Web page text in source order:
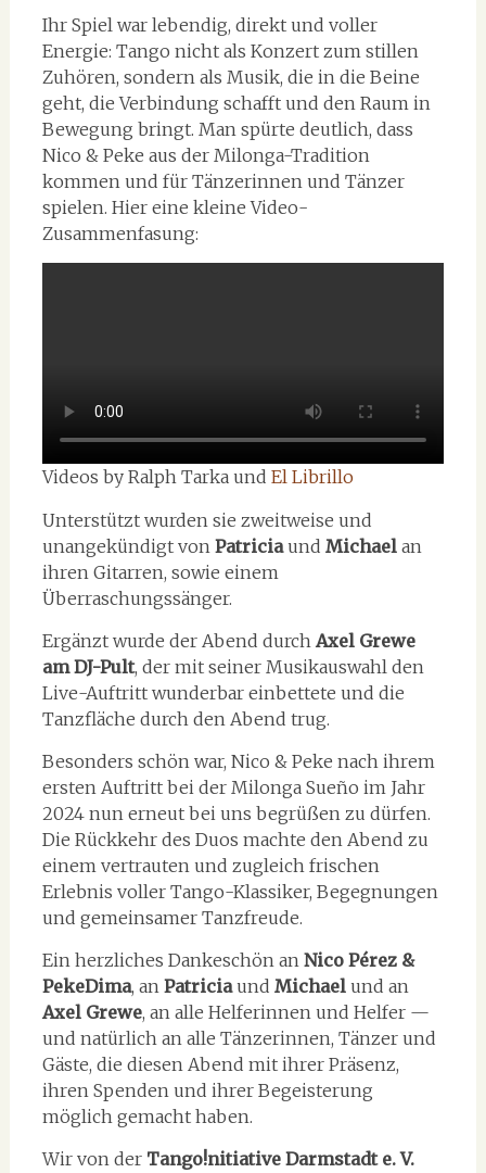
Ihr Spiel war lebendig, direkt und voller
Energie: Tango nicht als Konzert zum stillen
Zuhören, sondern als Musik, die in die Beine
geht, die Verbindung schafft und den Raum in
Bewegung bringt. Man spürte deutlich, dass
Nico & Peke aus der Milonga-Tradition
kommen und für Tänzerinnen und Tänzer
spielen. Hier eine kleine Video-
Zusammenfasung:
Videos by Ralph Tarka und El Librillo
Unterstützt wurden sie zweitweise und
unangekündigt von Patriciaund Michaelan
ihren Gitarren, sowie einem
Überraschungssänger.
Ergänzt wurde der Abend durch Axel Grewe
am DJ-Pult, der mit seiner Musikauswahl den
Live-Auftritt wunderbar einbettete und die
Tanzfläche durch den Abend trug.
Besonders schön war, Nico & Peke nach ihrem
ersten Auftritt bei der Milonga Sueño im Jahr
2024 nun erneut bei uns begrüßen zu dürfen.
Die Rückkehr des Duos machte den Abend zu
einem vertrauten und zugleich frischen
Erlebnis voller Tango-Klassiker, Begegnungen
und gemeinsamer Tanzfreude.
Ein herzliches Dankeschön an Nico Pérez &
PekeDima, an Patriciaund Michael und an
Axel Grewe, an alle Helferinnen und Helfer —
und natürlich an alle Tänzerinnen, Tänzer und
Gäste, die diesen Abend mit ihrer Präsenz,
ihren Spenden und ihrer Begeisterung
möglich gemacht haben.
Wir von der Tango!nitiative Darmstadt e. V.